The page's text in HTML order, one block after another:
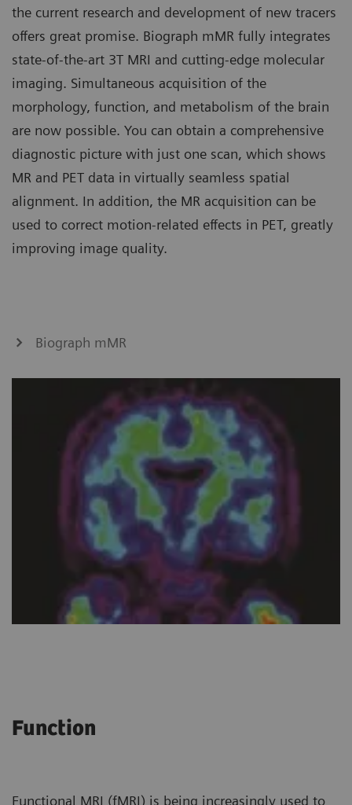
the current research and development of new tracers
offers great promise. Biograph mMR fully integrates
state-of-the-art 3T MRI and cutting-edge molecular
imaging. Simultaneous acquisition of the
morphology, function, and metabolism of the brain
are now possible. You can obtain a comprehensive
diagnostic picture with just one scan, which shows
MR and PET data in virtually seamless spatial
alignment. In addition, the MR acquisition can be
used to correct motion-related effects in PET, greatly
improving image quality.
Biograph mMR
Function
Functional MRI (fMRI) is being increasingly used to